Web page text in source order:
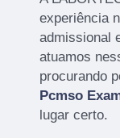
experiência
admissional
atuamos
procurando
Pcmso
lugar certo.